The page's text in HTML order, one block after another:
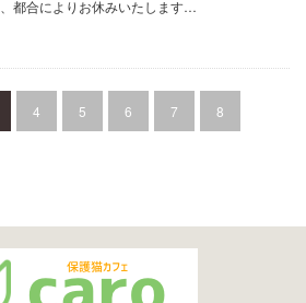
都合によりお休みいたします…
4 5 6 7 8